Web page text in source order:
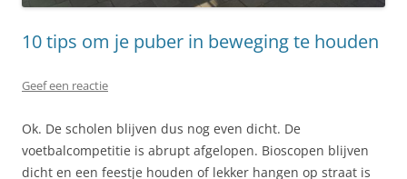
10 tips om je puber in beweging te houden
Geef een reactie
Ok. De scholen blijven dus nog even dicht. De
voetbalcompetitie is abrupt afgelopen. Bioscopen blijven
dicht en een feestje houden of lekker hangen op straat is